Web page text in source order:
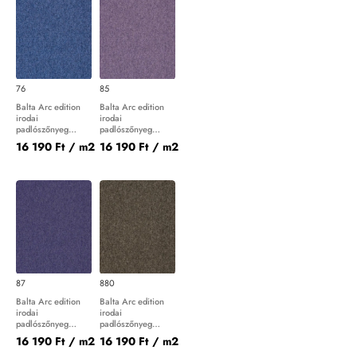
76
Balta Arc edition
irodai
padlószőnyeg
Master 76
16 190 Ft / m2
85
Balta Arc edition
irodai
padlószőnyeg
Master 85
16 190 Ft / m2
87
Balta Arc edition
irodai
padlószőnyeg
Master 87
16 190 Ft / m2
880
Balta Arc edition
irodai
padlószőnyeg
Master 880
16 190 Ft / m2